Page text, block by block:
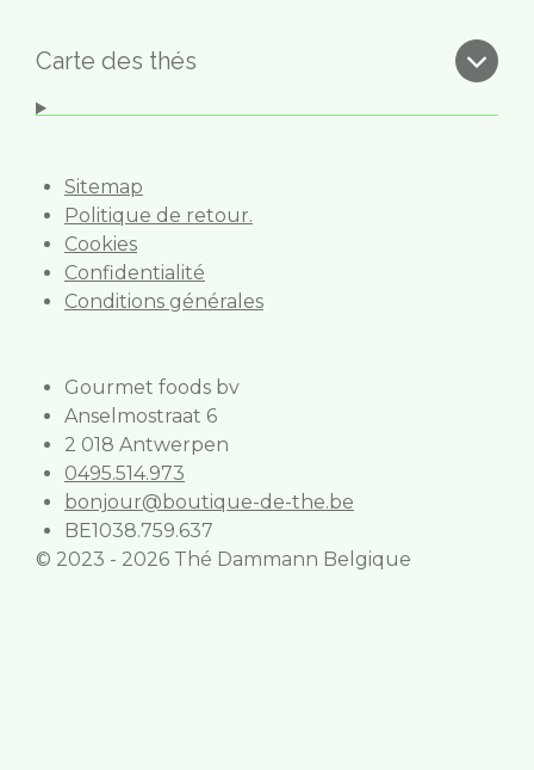
Carte des thés
Sitemap
Politique de retour.
Cookies
Confidentialité
Conditions générales
Gourmet foods bv
Anselmostraat 6
2 018 Antwerpen
0495.514.973
bonjour@boutique-de-the.be
BE1038.759.637
© 2023 - 2026 Thé Dammann Belgique